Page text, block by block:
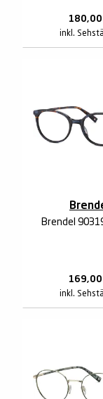
180,00
inkl.
Brendel
169,00
inkl.